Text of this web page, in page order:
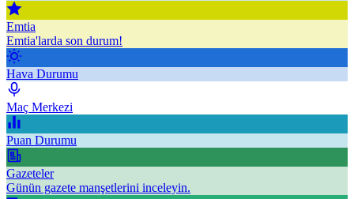
Emtia
Emtia'larda son durum!
Hava Durumu
Maç Merkezi
Puan Durumu
Gazeteler
Günün gazete manşetlerini inceleyin.